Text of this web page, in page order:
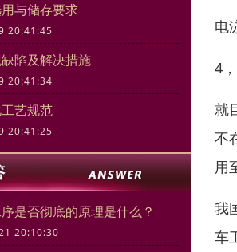
与储存要求
20:41:45
陷及解决措施
20:41:34
艺规范
20:41:25
是否彻底的原理是什么？
20:10:30
电
4
就
不
用
我
车